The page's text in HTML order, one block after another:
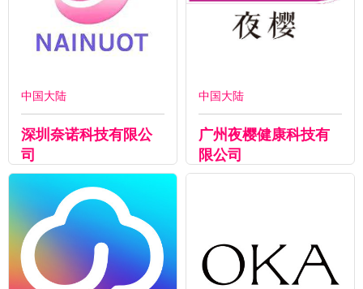
中国大陆
深圳奈诺科技有限公
司
中国大陆
广州夜樱健康科技有
限公司